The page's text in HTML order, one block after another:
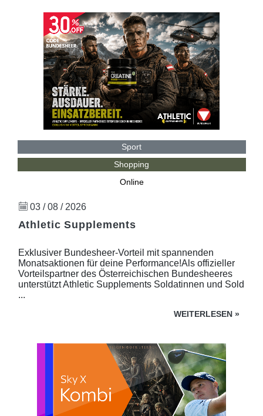
Sport
Shopping
Online
03 / 08 / 2026
Athletic Supplements
Exklusiver Bundesheer-Vorteil mit spannenden
Monatsaktionen für deine Performance!Als offizieller
Vorteilspartner des Österreichischen Bundesheeres
unterstützt Athletic Supplements Soldatinnen und Sold
...
WEITERLESEN »